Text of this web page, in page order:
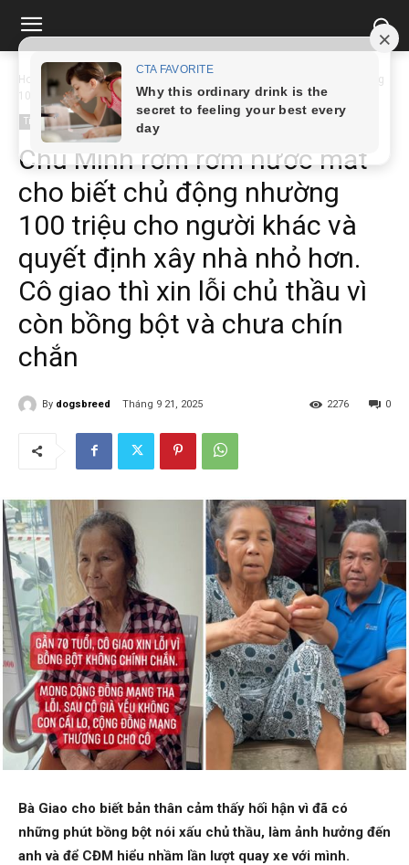
Home Tin tức
Chú Minh rơm rớm nước mắt cho biết chủ động nhường
100...
Tin tức
Chú Minh rơm rớm nước mắt
cho biết chủ động nhường
100 triệu cho người khác và
quyết định xây nhà nhỏ hơn.
Cô giao thì xin lỗi chủ thầu vì
còn bồng bột và chưa chín
chắn
By dogsbreed Tháng 9 21, 2025 0
2276
Bà Giao cho biết bản thân cảm thấy hối hận vì đã có
những phút bồng bột nói xấu chủ thầu, làm ảnh hưởng đến
anh và để CĐM hiểu nhầm lần lượt quay xe với mình.